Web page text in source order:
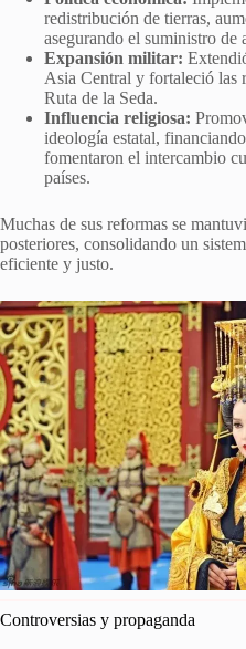
redistribución de tierras,
asegurando el suministro de
Expansión militar:
Asia Central y fortaleció las
Ruta de la Seda.
Influencia religiosa:
ideología estatal,
fomentaron el intercambio
países.
Muchas de sus reformas se
posteriores, consolidando un
eficiente y justo.
Controversias y propaganda